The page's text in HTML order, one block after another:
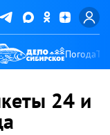
Погода
24 и